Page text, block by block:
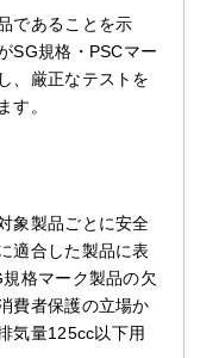
であることを示
SG規格・PSCマー
、厳正なテストを
す。
象製品ごとに安全
適合した製品に表
格マーク製品の欠
費者保護の立場か
量125cc以下用